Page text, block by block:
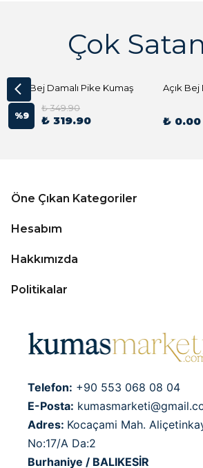
Çok
Açık Bej Damalı Pike Kumaş
%9
₺ 349.90
₺ 319.90 ₺ 0.00
Öne Çıkan Kategoriler
Hesabım
Hakkımızda
Politikalar
Telefon: +90 553 068 08 04
E-Posta:
Adres: Kocaçami Mah.
No:17/A Da:2
Burhaniye / BALIKESİR